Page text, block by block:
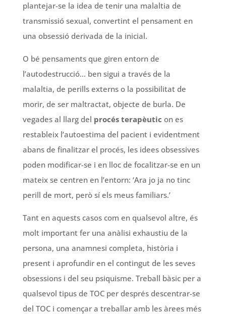
plantejar-se la idea de tenir una malaltia de
transmissió sexual, convertint el pensament en
una obsessió derivada de la inicial.
O bé pensaments que giren entorn de
l’autodestrucció… ben sigui a través de la
malaltia, de perills externs o la possibilitat de
morir, de ser maltractat, objecte de burla. De
vegades al llarg del procés terapèutic on es
restableix l’autoestima del pacient i evidentment
abans de finalitzar el procés, les idees obsessives
poden modificar-se i en lloc de focalitzar-se en un
mateix se centren en l’entorn: ‘Ara jo ja no tinc
perill de mort, però sí els meus familiars.’
Tant en aquests casos com en qualsevol altre, és
molt important fer una anàlisi exhaustiu de la
persona, una anamnesi completa, història i
present i aprofundir en el contingut de les seves
obsessions i del seu psiquisme. Treball bàsic per a
qualsevol tipus de TOC per després descentrar-se
del TOC i començar a treballar amb les àrees més